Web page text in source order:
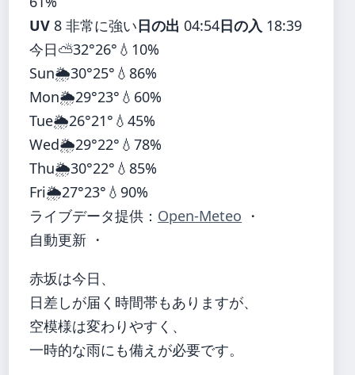
UV 8 非常に強い日の出 04:54日の入 18:39
今日⛅32°26° 💧10%
Sun🌦️30°25° 💧86%
Mon🌦️29°23° 💧60%
Tue🌦️26°21° 💧45%
Wed🌦️29°22° 💧78%
Thu🌦️30°22° 💧85%
Fri🌦️27°23° 💧90%
ライブデータ提供： Open-Meteo ・
自動更新 ・
赤坂は今日、
日差しが届く時間帯もありますが、
空模様は変わりやすく、
一時的な雨にも備えが必要です。